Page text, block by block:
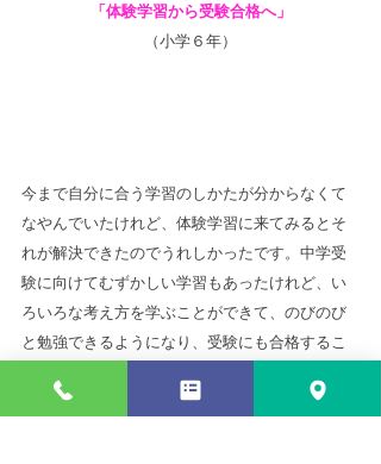
「体験学習から受験合格へ」
（小学６年）
今まで自分に合う学習のしかたが分からなくて
なやんでいたけれど、体験学習に来てみるとそ
れが解決できたのでうれしかったです。中学受
験に向けてむずかしい学習もあったけれど、い
ろいろな考え方を学ぶことができて、のびのび
と勉強できるようになり、受験にも合格するこ